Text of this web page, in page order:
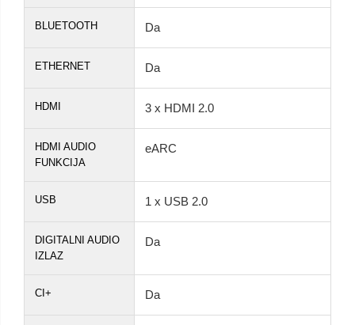
BLUETOOTH Da
ETHERNET Da
HDMI 3 x HDMI 2.0
HDMI AUDIO
FUNKCIJA
eARC
USB 1 x USB 2.0
DIGITALNI AUDIO
IZLAZ
Da
CI+ Da